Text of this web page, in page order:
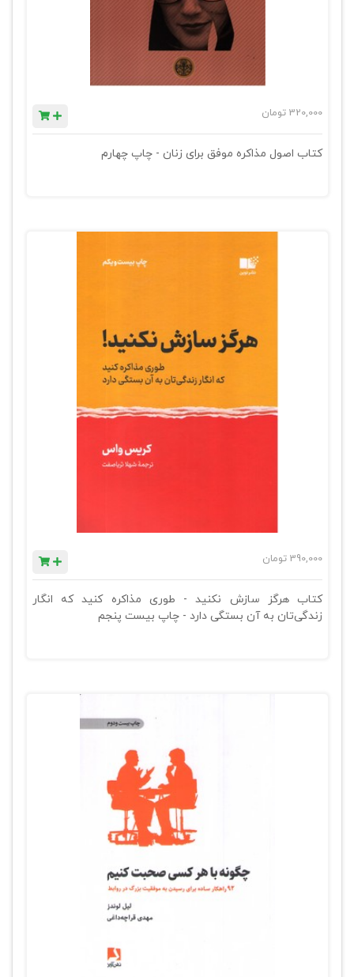
320,000 تومان
کتاب اصول مذاکره موفق برای زنان - چاپ چهارم
390,000 تومان
کتاب هرگز سازش نکنید - طوری مذاکره کنید که انگار
زندگی‌تان به آن بستگی دارد - چاپ بیست پنجم